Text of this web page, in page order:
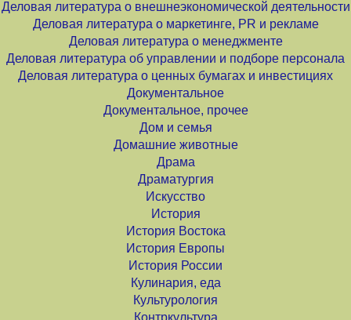
Деловая литература о внешнеэкономической деятельности
Деловая литература о маркетинге, PR и рекламе
Деловая литература о менеджменте
Деловая литература об управлении и подборе персонала
Деловая литература о ценных бумагах и инвестициях
Документальное
Документальное, прочее
Дом и семья
Домашние животные
Драма
Драматургия
Искусство
История
История Востока
История Европы
История России
Кулинария, еда
Культурология
Контркультура